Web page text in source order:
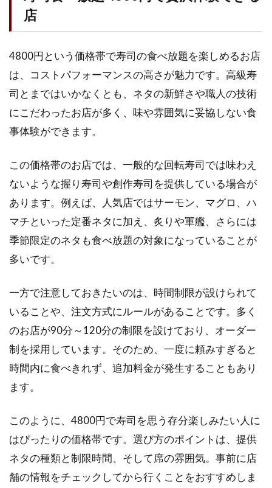
つ 心斎
橋店(す
してつ
心斎橋
店)
うおぷ
店(食べ
ログ)
1.2
寿司
の食
題で
の注
舗を
紹介
1.2.1
す
し酒場
(食べログ)
1.2.2
黄金出
汁しゃ
ぶと江
店
4800円という価格帯で寿司の食べ放題を楽しめるお店
は、コストパフォーマンスの高さが魅力です。高級寿
司とまではいかなくとも、ネタの新鮮さや職人の技術
にこだわったお店が多く、味や雰囲気に妥協しない食
事体験ができます。
この価格帯のお店では、一般的な回転寿司では味わえ
ないような握り寿司や創作寿司を提供している場合が
あります。例えば、人気店ではサーモン、マグロ、ハ
マチといった定番ネタに加え、炙りや軍艦、さらには
季節限定のネタも食べ放題の対象になっていることが
多いです。
一方で注意しておきたいのは、時間制限が設けられて
いることや、注文方式にルールがあることです。多く
のお店が90分～120分の制限を設けており、オーダー
制を採用しています。そのため、一度に頼みすぎると
時間内に食べきれず、追加料金が発生することもあり
ます。
このように、4800円で寿司を思う存分楽しみたい人に
はぴったりの価格帯です。選び方のポイントは、提供
ネタの種類と制限時間、そして席の雰囲気。事前に店
舗の情報をチェックしてから行くことをおすすめしま